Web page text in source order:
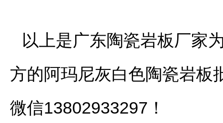
以上是广东陶瓷岩板厂家
方的阿玛尼灰白色陶瓷岩板
微信13802933297！